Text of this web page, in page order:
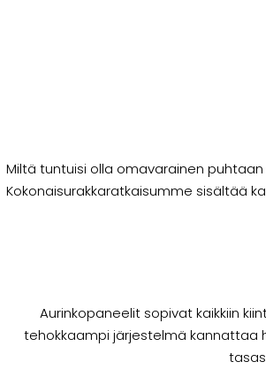
Miltä tuntuisi olla omavarainen
Kokonaisurakkaratkaisumme sisältää
Aurinkopaneelit sopivat kaikkiin
tehokkaampi järjestelmä kannattaa